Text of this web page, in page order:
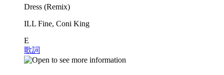
Dress (Remix)
ILL Fine, Coni King
E
歌詞